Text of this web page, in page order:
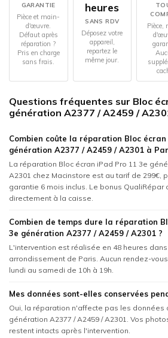
GARANTIE
Pièce et main-
d'œuvre.
Défaut après
réparation ?
Pris en charge
sans frais.
heures
SANS RDV
Déposez votre
appareil,
repartez le
même jour.
Pièce,
Questions fréquentes sur Bloc
génération A2377 / A2459 /
Combien coûte la réparation Bloc
génération A2377 / A2459 / A2301 à
La réparation Bloc écran iPad Pro 11 3e
A2301 chez Macinstore est au tarif de 299€,
garantie 6 mois inclus. Le bonus QualiRépar
directement à la caisse.
Combien de temps dure la réparation
3e génération A2377 / A2459 / A2301 ?
L'intervention est réalisée en 48 heures
arrondissement de Paris. Aucun rendez-
lundi au samedi de 10h à 19h.
Mes données sont-elles conservées
Oui, la réparation n'affecte pas les données
génération A2377 / A2459 / A2301. Vos
restent intacts après l'intervention.